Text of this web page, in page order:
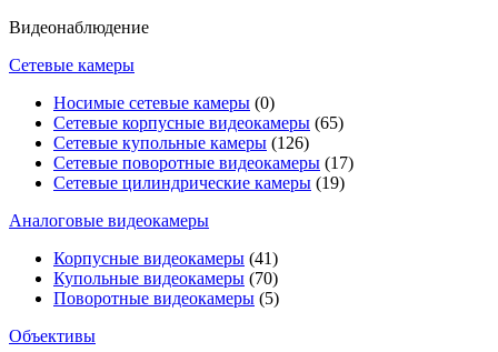
Видеонаблюдение
Сетевые камеры
Носимые сетевые камеры (0)
Сетевые корпусные видеокамеры (65)
Сетевые купольные камеры (126)
Сетевые поворотные видеокамеры (17)
Сетевые цилиндрические камеры (19)
Аналоговые видеокамеры
Корпусные видеокамеры (41)
Купольные видеокамеры (70)
Поворотные видеокамеры (5)
Объективы